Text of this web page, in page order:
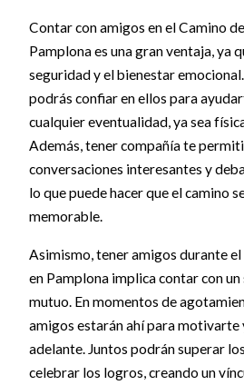
Contar con amigos en el Camino
Pamplona es una gran ventaja, ya
seguridad y el bienestar
podrás confiar en ellos para
cualquier eventualidad, ya sea
Además, tener compañía te
conversaciones interesantes y
lo que puede hacer que el camino
memorable.
Asimismo, tener amigos durante
en Pamplona implica contar con
mutuo. En momentos de
amigos estarán ahí para motivarte
adelante. Juntos podrán superar
celebrar los logros, creando un